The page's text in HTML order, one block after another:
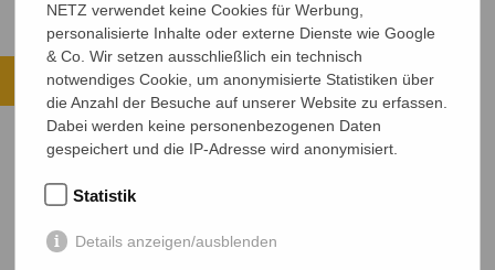
Ihre Spende kommt an.
ALLE PROJEKTE ANSEHEN
JETZT SPENDEN
NETZ verwendet keine Cookies für Werbung,
personalisierte Inhalte oder externe Dienste wie Google
& Co. Wir setzen ausschließlich ein technisch
notwendiges Cookie, um anonymisierte Statistiken über
die Anzahl der Besuche auf unserer Website zu erfassen.
Dabei werden keine personenbezogenen Daten
gespeichert und die IP-Adresse wird anonymisiert.
Statistik
Details anzeigen/ausblenden